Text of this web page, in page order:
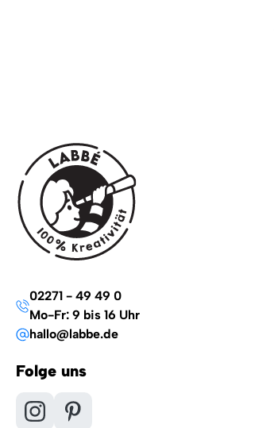
02271 - 49 49 0
Mo-Fr: 9 bis 16 Uhr
hallo@labbe.de
Folge uns